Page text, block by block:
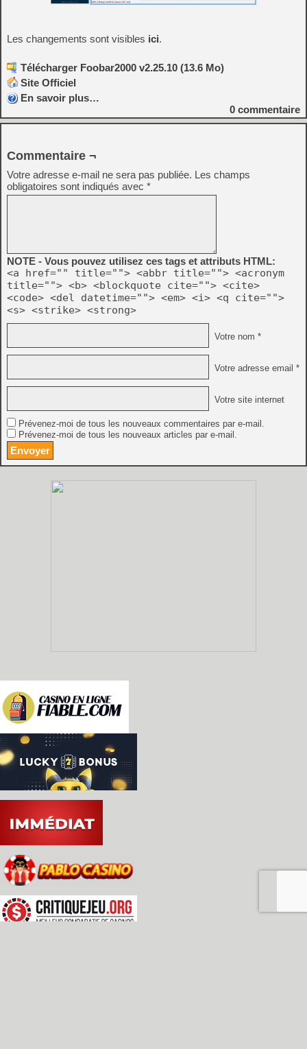
Les changements sont visibles ici.
Télécharger Foobar2000 v2.25.10 (13.6 Mo)
Site Officiel
En savoir plus…
0 commentaire
Commentaire ¬
Votre adresse e-mail ne sera pas publiée. Les champs
obligatoires sont indiqués avec *
NOTE - Vous pouvez utilisez ces tags et attributs HTML:
<a href="" title=""> <abbr title=""> <acronym
title=""> <b> <blockquote cite=""> <cite>
<code> <del datetime=""> <em> <i> <q cite="">
<s> <strike> <strong>
Votre nom *
Votre adresse email *
Votre site internet
Prévenez-moi de tous les nouveaux commentaires par e-mail.
Prévenez-moi de tous les nouveaux articles par e-mail.